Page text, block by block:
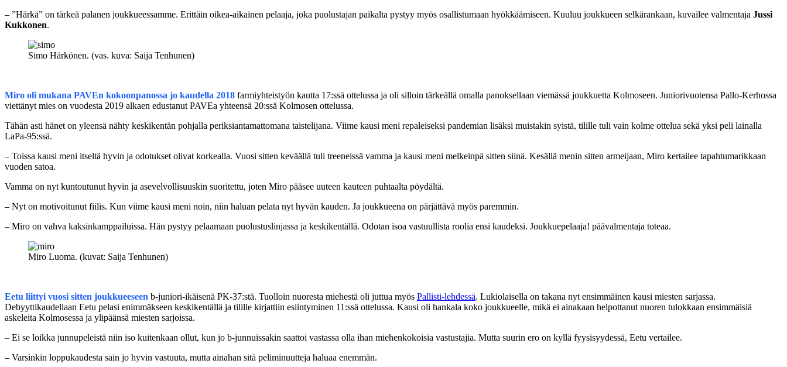
– ”Härkä” on tärkeä palanen joukkueessamme. Erittäin oikea-aikainen pelaaja, joka puolustajan paikalta pystyy myös osallistumaan hyökkäämiseen. Kuuluu joukkueen selkärankaan, kuvailee valmentaja Jussi
Kukkonen.
Simo Härkönen. (vas. kuva: Saija Tenhunen)
Miro oli mukana PAVEn kokoonpanossa jo kaudella 2018 farmiyhteistyön kautta 17:ssä ottelussa ja oli silloin tärkeällä omalla panoksellaan viemässä joukkuetta Kolmoseen. Juniorivuotensa Pallo-Kerhossa
viettänyt mies on vuodesta 2019 alkaen edustanut PAVEa yhteensä 20:ssä Kolmosen ottelussa.
Tähän asti hänet on yleensä nähty keskikentän pohjalla periksiantamattomana taistelijana. Viime kausi meni repaleiseksi pandemian lisäksi muistakin syistä, tilille tuli vain kolme ottelua sekä yksi peli lainalla
LaPa-95:ssä.
– Toissa kausi meni itseltä hyvin ja odotukset olivat korkealla. Vuosi sitten keväällä tuli treeneissä vamma ja kausi meni melkeinpä sitten siinä. Kesällä menin sitten armeijaan, Miro kertailee tapahtumarikkaan
vuoden satoa.
Vamma on nyt kuntoutunut hyvin ja asevelvollisuuskin suoritettu, joten Miro pääsee uuteen kauteen puhtaalta pöydältä.
– Nyt on motivoitunut fiilis. Kun viime kausi meni noin, niin haluan pelata nyt hyvän kauden. Ja joukkueena on pärjättävä myös paremmin.
– Miro on vahva kaksinkamppailuissa. Hän pystyy pelaamaan puolustuslinjassa ja keskikentällä. Odotan isoa vastuullista roolia ensi kaudeksi. Joukkuepelaaja! päävalmentaja toteaa.
Miro Luoma. (kuvat: Saija Tenhunen)
Eetu liittyi vuosi sitten joukkueeseen b-juniori-ikäisenä PK-37:stä. Tuolloin nuoresta miehestä oli juttua myös Pallisti-lehdessä. Lukiolaisella on takana nyt ensimmäinen kausi miesten sarjassa.
Debyyttikaudellaan Eetu pelasi enimmäkseen keskikentällä ja tilille kirjattiin esiintyminen 11:ssä ottelussa. Kausi oli hankala koko joukkueelle, mikä ei ainakaan helpottanut nuoren tulokkaan ensimmäisiä
askeleita Kolmosessa ja ylipäänsä miesten sarjoissa.
– Ei se loikka junnupeleistä niin iso kuitenkaan ollut, kun jo b-junnuissakin saattoi vastassa olla ihan miehenkokoisia vastustajia. Mutta suurin ero on kyllä fyysisyydessä, Eetu vertailee.
– Varsinkin loppukaudesta sain jo hyvin vastuuta, mutta ainahan sitä peliminuutteja haluaa enemmän.